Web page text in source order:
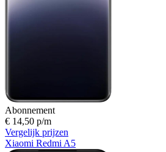
Abonnement
€ 14,50 p/m
Vergelijk prijzen
Xiaomi Redmi A5